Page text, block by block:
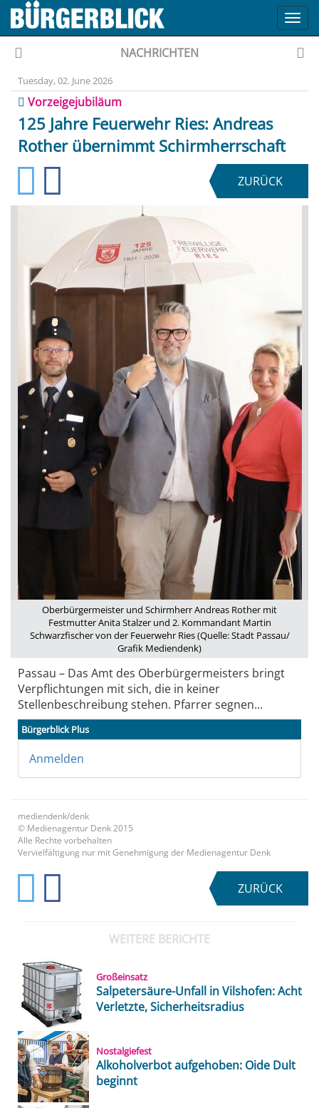
NACHRICHTEN
Tuesday, 02. June 2026
Vorzeigejubiläum
125 Jahre Feuerwehr Ries: Andreas
Rother übernimmt Schirmherrschaft
ZURÜCK
Oberbürgermeister und Schirmherr Andreas Rother mit
Festmutter Anita Stalzer und 2. Kommandant Martin
Schwarzfischer von der Feuerwehr Ries (Quelle: Stadt Passau/
Grafik Mediendenk)
Passau – Das Amt des Oberbürgermeisters bringt
Verpflichtungen mit sich, die in keiner
Stellenbeschreibung stehen. Pfarrer segnen...
Bürgerblick Plus
Anmelden
mediendenk/denk
© Medienagentur Denk 2015
Alle Rechte vorbehalten
Vervielfältigung nur mit Genehmigung der Medienagentur Denk
ZURÜCK
WEITERE BERICHTE
Großeinsatz
Salpetersäure-Unfall in Vilshofen: Acht
Verletzte, Sicherheitsradius
Nostalgiefest
Alkoholverbot aufgehoben: Oide Dult
beginnt